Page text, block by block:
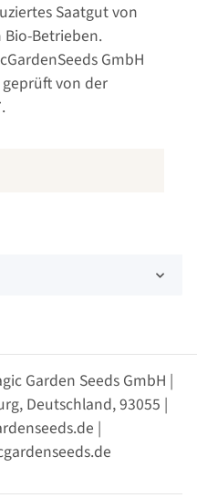
Saatgut von
Betrieben.
GmbH
von der
Garden Seeds GmbH |
Deutschland, 93055 |
|